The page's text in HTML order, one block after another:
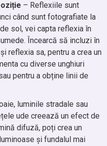
– Reflexiile sunt
când sunt fotografiate la
sol, vei capta reflexia în
Încearcă să incluzi în
reflexia sa, pentru a crea un
cu diverse unghiuri
pentru a obține linii de
luminile stradale sau
ude creează un efect de
difuză, poți crea un
și fundalul mai